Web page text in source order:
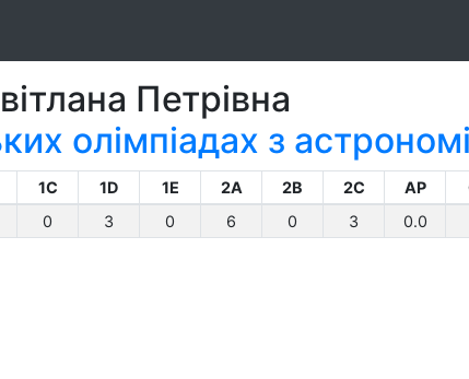
Петрівна
олімпіадах з
1C 1D 1E 2A 2B 2C AP
0 3 0 6 0 3 0.0